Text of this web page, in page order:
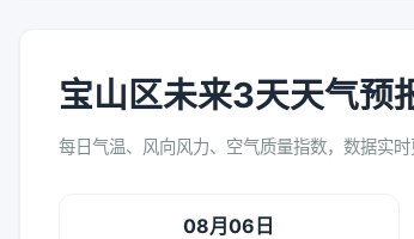
宝山区未来3天天气预
每日气温、风向风力、空气质量指数，数据实
08月06日